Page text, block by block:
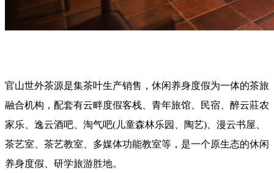
官山世外茶源是集茶叶生产销售，休闲养身度假为一体的茶旅
融合机构，配套有云畔度假客栈、青年旅馆、民宿、醉云莊农
家乐、逸云酒吧、淘气吧(儿童森林乐园、陶艺)、漫云书屋、
茶艺室、茶艺教室、多媒体功能教室等，是一个原生态的休闲
养身度假、研学旅游胜地。